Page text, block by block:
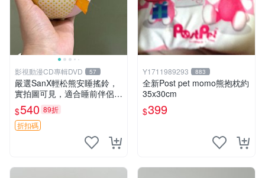
影視動漫CD專輯DVD 57
嚴選SanX輕松熊安睡搖鈴，
實拍圖可見，適合睡前伴侶，
Picks安撫好物 0325 懸吊 電
腦
$540 89折
折扣碼
Y1711989293 883
全新Post pet momo熊抱枕約
35x30cm
$399